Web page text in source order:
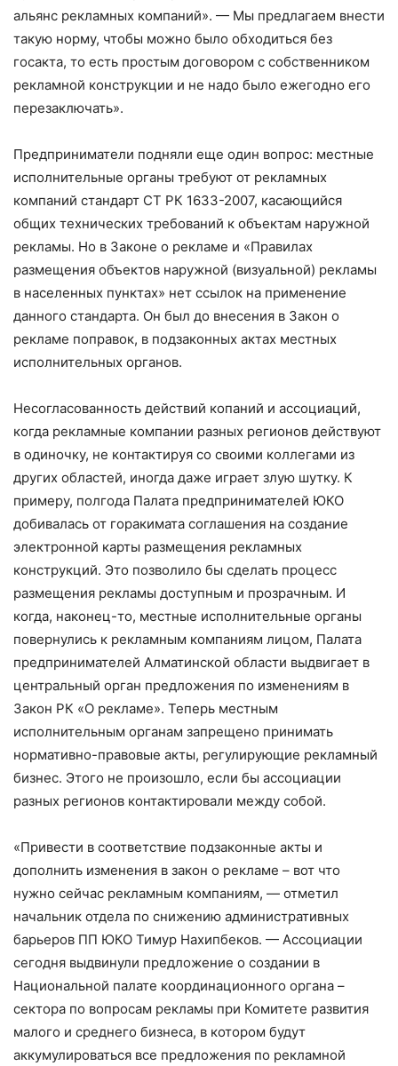
альянс рекламных компаний». — Мы предлагаем внести
такую норму, чтобы можно было обходиться без
госакта, то есть простым договором с собственником
рекламной конструкции и не надо было ежегодно его
перезаключать».
Предприниматели подняли еще один вопрос: местные
исполнительные органы требуют от рекламных
компаний стандарт СТ РК 1633-2007, касающийся
общих технических требований к объектам наружной
рекламы. Но в Законе о рекламе и «Правилах
размещения объектов наружной (визуальной) рекламы
в населенных пунктах» нет ссылок на применение
данного стандарта. Он был до внесения в Закон о
рекламе поправок, в подзаконных актах местных
исполнительных органов.
Несогласованность действий копаний и ассоциаций,
когда рекламные компании разных регионов действуют
в одиночку, не контактируя со своими коллегами из
других областей, иногда даже играет злую шутку. К
примеру, полгода Палата предпринимателей ЮКО
добивалась от горакимата соглашения на создание
электронной карты размещения рекламных
конструкций. Это позволило бы сделать процесс
размещения рекламы доступным и прозрачным. И
когда, наконец-то, местные исполнительные органы
повернулись к рекламным компаниям лицом, Палата
предпринимателей Алматинской области выдвигает в
центральный орган предложения по изменениям в
Закон РК «О рекламе». Теперь местным
исполнительным органам запрещено принимать
нормативно-правовые акты, регулирующие рекламный
бизнес. Этого не произошло, если бы ассоциации
разных регионов контактировали между собой.
«Привести в соответствие подзаконные акты и
дополнить изменения в закон о рекламе – вот что
нужно сейчас рекламным компаниям, — отметил
начальник отдела по снижению административных
барьеров ПП ЮКО Тимур Нахипбеков. — Ассоциации
сегодня выдвинули предложение о создании в
Национальной палате координационного органа –
сектора по вопросам рекламы при Комитете развития
малого и среднего бизнеса, в котором будут
аккумулироваться все предложения по рекламной